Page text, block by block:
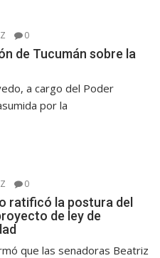
0
de Tucumán sobre la
a cargo del Poder
por la
0
ratificó la postura del
de ley de
que las senadoras Beatriz